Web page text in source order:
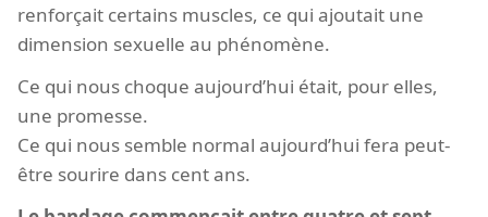
renforçait certains muscles, ce qui ajoutait une
dimension sexuelle au phénomène.
Ce qui nous choque aujourd’hui était, pour elles,
une promesse.
Ce qui nous semble normal aujourd’hui fera peut-
être sourire dans cent ans.